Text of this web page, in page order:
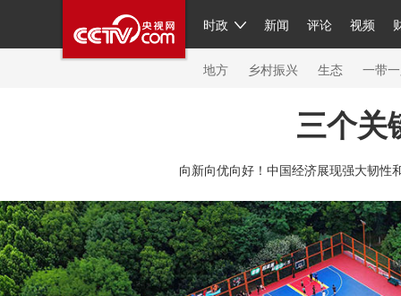
时政 新闻 评论 视频
人民领袖习近平 联播+ 中国
直播 片库 栏目大全 节目单
繁体 海外频道 iPanda
地方 乡村振兴 生态 一带
秧纪录 纪
新闻 国内 国际 评论 经济 军事 科技
人民领袖习近平 联播+ 热解读 天天学习 习
视频 小央视频 小央直播 直播中国 熊猫频
三个关
向新向优向好！中国经济展现强大韧性